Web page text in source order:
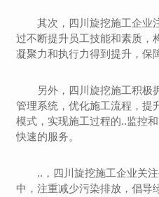
其次，四川旋挖施工企业
过不断提升员工技能和素质，
凝聚力和执行力得到提升，保
另外，四川旋挖施工积极
管理系统，优化施工流程，提
模式，实现施工过程的..监控
快速的服务。
..，四川旋挖施工企业关
中，注重减少污染排放，倡导